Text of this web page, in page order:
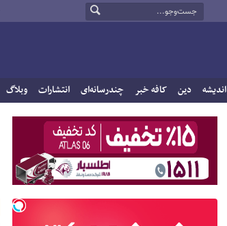
اندیشه دین کافه خبر چندرسانه‌ای انتشارات وبلاگ